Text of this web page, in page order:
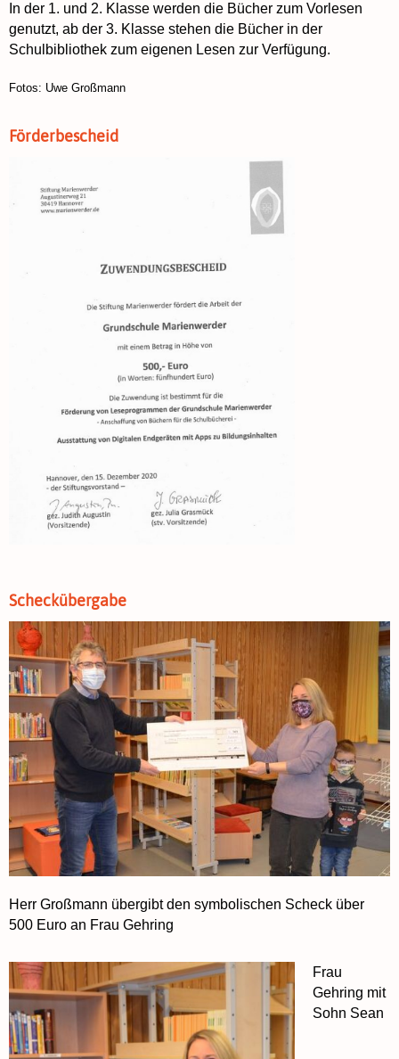
In der 1. und 2. Klasse werden die Bücher zum Vorlesen
genutzt, ab der 3. Klasse stehen die Bücher in der
Schulbibliothek zum eigenen Lesen zur Verfügung.
Fotos: Uwe Großmann
Förderbescheid
Scheckübergabe
Herr Großmann übergibt den symbolischen Scheck über
500 Euro an Frau Gehring
Frau
Gehring mit
Sohn Sean